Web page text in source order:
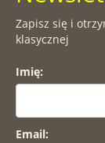
Zapisz się i
klasycznej
Imię:
Email: